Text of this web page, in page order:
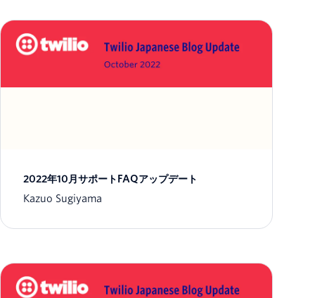
2022年10月サポートFAQアップデート
Kazuo Sugiyama